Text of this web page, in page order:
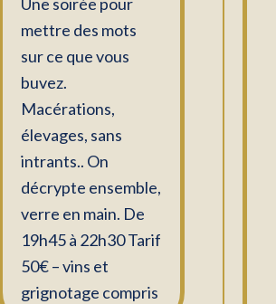
mettre des mots
sur ce que vous
buvez.
Macérations,
élevages, sans
intrants.. On
décrypte ensemble,
verre en main. De
19h45 à 22h30 Tarif
50€ – vins et
grignotage compris